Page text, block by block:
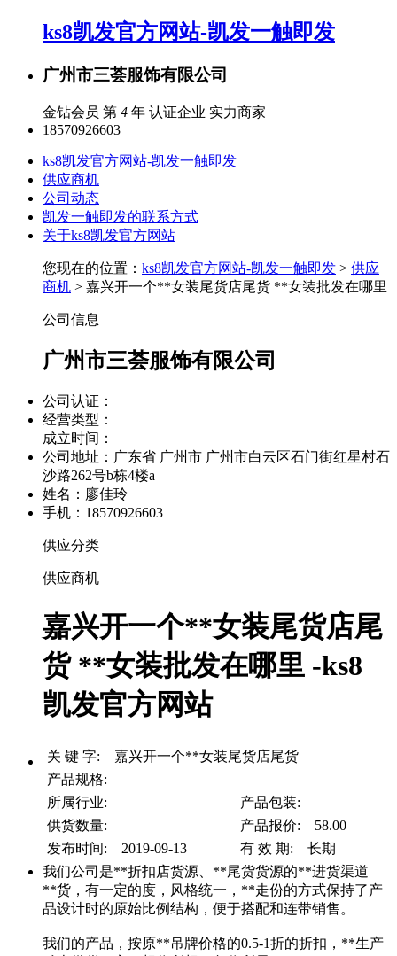
ks8凯发官方网站-凯发一触即发
广州市三荟服饰有限公司
金钻会员 第 4 年 认证企业 实力商家
18570926603
ks8凯发官方网站-凯发一触即发
供应商机
公司动态
凯发一触即发的联系方式
关于ks8凯发官方网站
您现在的位置： ks8凯发官方网站-凯发一触即发 > 供应
商机 > 嘉兴开一个**女装尾货店尾货 **女装批发在哪里
公司信息
广州市三荟服饰有限公司
公司认证：
经营类型：
成立时间：
公司地址： 广东省 广州市 广州市白云区石门街红星村石
沙路262号b栋4楼a
姓名：廖佳玲
手机：18570926603
供应分类
供应商机
嘉兴开一个**女装尾货店尾
货 **女装批发在哪里 -ks8
凯发官方网站
关 键 字: 嘉兴开一个**女装尾货店尾货
产品规格:
所属行业:
产品包装:
供货数量:
产品报价: 58.00
发布时间: 2019-09-13
有 效 期: 长期
我们公司是**折扣店货源、**尾货货源的**进货渠道
**货，有一定的度，风格统一，**走份的方式保持了产
品设计时的原始比例结构，便于搭配和连带销售。
我们的产品，按原**吊牌价格的0.5-1折的折扣，**生产